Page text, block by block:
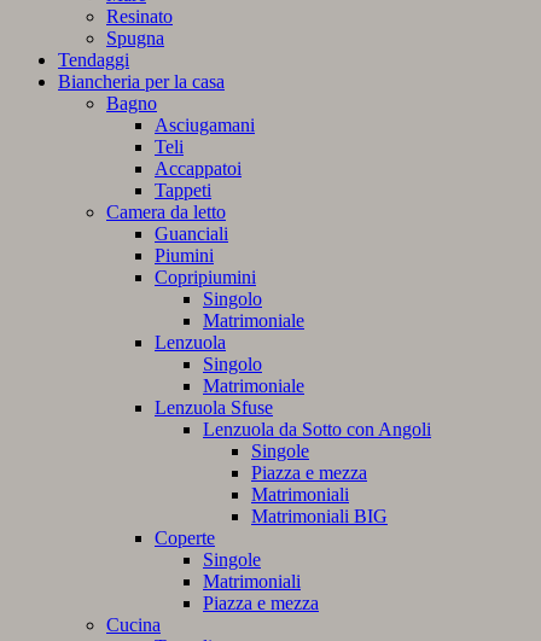
Resinato
Spugna
Tendaggi
Biancheria per la casa
Bagno
Asciugamani
Teli
Accappatoi
Tappeti
Camera da letto
Guanciali
Piumini
Copripiumini
Singolo
Matrimoniale
Lenzuola
Singolo
Matrimoniale
Lenzuola Sfuse
Lenzuola da Sotto con Angoli
Singole
Piazza e mezza
Matrimoniali
Matrimoniali BIG
Coperte
Singole
Matrimoniali
Piazza e mezza
Cucina